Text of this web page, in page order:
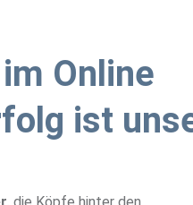
Online
ist
, die Köpfe hinter den